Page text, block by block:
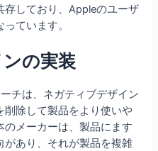
存しており、Appleのユーザ
ています。
の実装
チは、ネガティブデザイン
削除して製品をより使いや
メーカーは、製品にます
があり、それが製品を複雑